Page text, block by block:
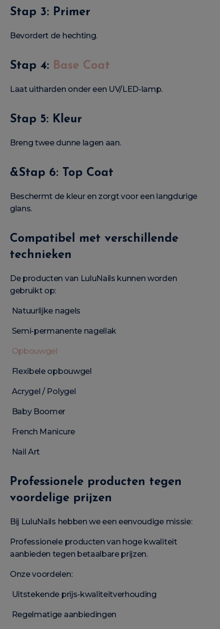
Stap 3: Primer
Bevordert de hechting.
Stap 4: Base Coat
Laat uitharden onder een UV/LED-lamp.
Stap 5: Kleur
Breng twee dunne lagen aan.
&Stap 6: Top Coat
Beschermt de kleur en zorgt voor een langdurige
glans.
Compatibel met verschillende
technieken
De producten van LuluNails kunnen worden
gebruikt op:
Natuurlijke nagels
Semi-permanente nagellak
Opbouwgel
Flexibele opbouwgel
Acrygel / Polygel
Baby Boomer
French Manicure
Nail Art
Professionele producten tegen
voordelige prijzen
Bij LuluNails hebben we een eenvoudige missie:
Professionele producten van hoge kwaliteit
aanbieden tegen betaalbare prijzen.
Onze voordelen:
Uitstekende prijs-kwaliteitverhouding
Regelmatige aanbiedingen